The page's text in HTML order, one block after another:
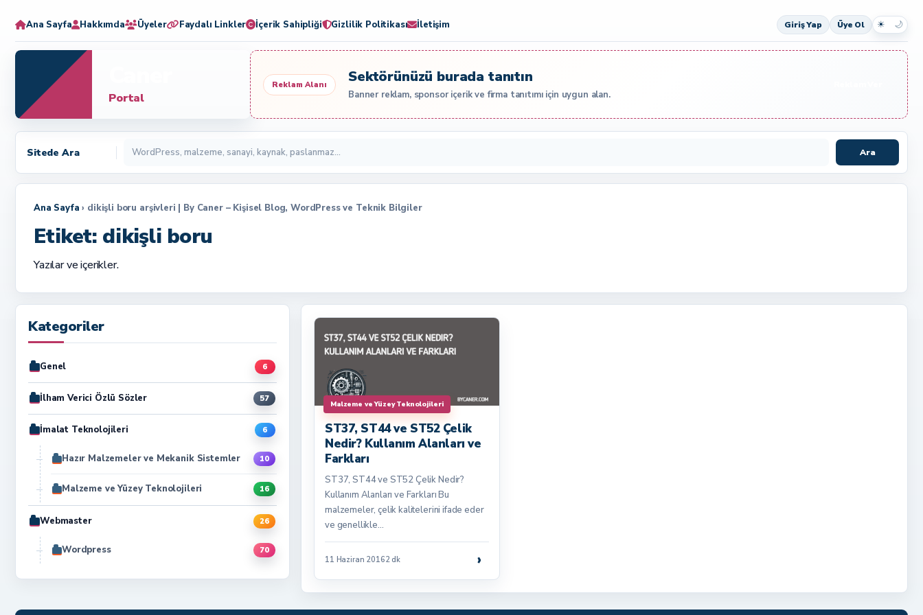
Ana Sayfa Hakkımda Üyeler Faydalı Linkler İçerik Sahipliği Gizlilik Politikası İletişim Giriş Yap Üye Ol ☀ 🌙
Portal
Reklam Alanı Sektörünüzü burada tanıtın
Banner reklam, sponsor içerik ve firma tanıtımı için uygun alan.
Sitede Ara Ara
Ana Sayfa › dikişli boru arşivleri | By Caner – Kişisel Blog, WordPress ve Teknik Bilgiler
Etiket: dikişli boru
Yazılar ve içerikler.
Kategoriler
Genel 6
İlham Verici Özlü Sözler 57
İmalat Teknolojileri 6
Hazır Malzemeler ve Mekanik Sistemler 10
Malzeme ve Yüzey Teknolojileri 16
Webmaster 26
Wordpress 70
Malzeme ve Yüzey Teknolojileri
ST37, ST44 ve ST52 Çelik
Nedir? Kullanım Alanları ve
Farkları
ST37, ST44 ve ST52 Çelik Nedir?
Kullanım Alanları ve Farkları Bu
malzemeler, çelik kalitelerini ifade eder
ve genellikle…
11 Haziran 20162 dk ›